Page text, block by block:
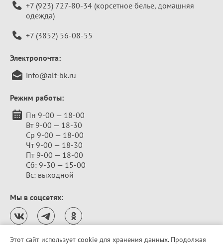
+7 (923) 727-80-34 (корсетное белье, домашняя
одежда)
+7 (3852) 56-08-55
Электропочта:
info@alt-bk.ru
Режим работы:
Пн 9-00 — 18-00
Вт 9-00 — 18-30
Ср 9-00 — 18-00
Чт 9-00 — 18-30
Пт 9-00 — 18-00
Сб: 9-30 — 15-00
Вс: выходной
Мы в соцсетях:
Этот сайт использует cookie для хранения данных. Продолжая